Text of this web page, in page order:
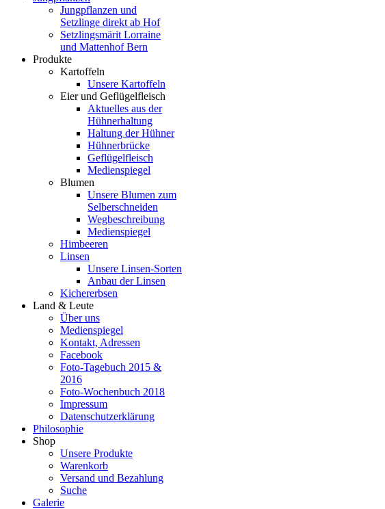
Jungpflanzen und
Setzlinge direkt ab Hof
Setzlingsmärit Lorraine
und Mattenhof Bern
Produkte
Kartoffeln
Unsere Kartoffeln
Eier und Geflügelfleisch
Aktuelles aus der
Hühnerhaltung
Haltung der Hühner
Hühnerbrücke
Geflügelfleisch
Medienspiegel
Blumen
Unsere Blumen zum
Selberschneiden
Wegbeschreibung
Medienspiegel
Himbeeren
Linsen
Unsere Linsen-Sorten
Anbau der Linsen
Kichererbsen
Land & Leute
Über uns
Medienspiegel
Kontakt, Adressen
Facebook
Foto-Tagebuch 2015 &
2016
Foto-Wochenbuch 2018
Impressum
Datenschutzerklärung
Philosophie
Shop
Unsere Produkte
Warenkorb
Versand und Bezahlung
Suche
Galerie